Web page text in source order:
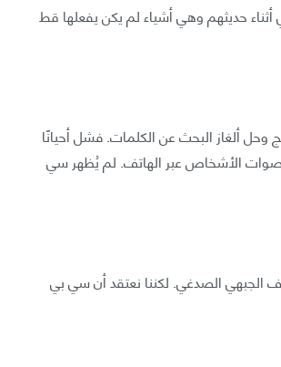
أثناء حديثهم وهي أشياء لم يكن يفعلها قط
ألغاز البحث عن الكلمات. فشل أحيانًا
الأشخاص عبر الهاتف. لم يُظهر سي
الصدغي. لكننا نعتقد أن سي بي